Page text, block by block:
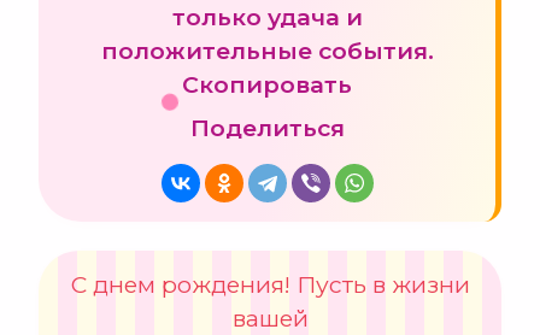
только удача и
положительные события.
Скопировать
Поделиться
С днем рождения! Пусть в жизни
вашей